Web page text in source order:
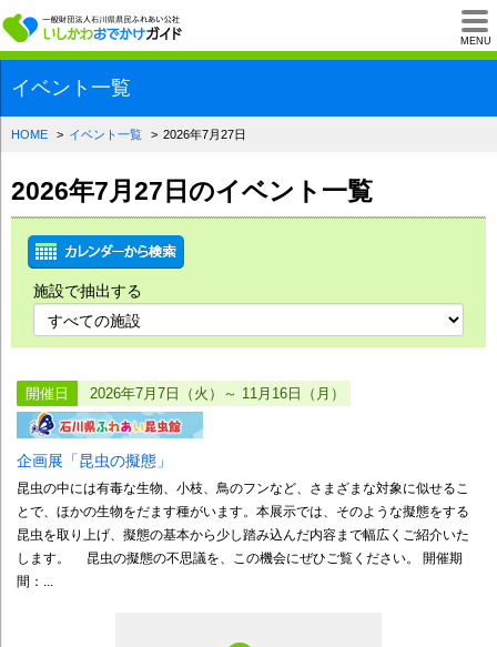
MENU
一般財団法人石川
イベント一覧
HOME イベント一覧 2026年7月27日
2026年7月27日のイベント一覧
施設で抽出する
開催日 2026年7月7日（火）～ 11月16日（月）
企画展「昆虫の擬態」
昆虫の中には有毒な生物、小枝、鳥のフンなど、さまざまな対象に似せるこ
とで、ほかの生物をだます種がいます。本展示では、そのような擬態をする
昆虫を取り上げ、擬態の基本から少し踏み込んだ内容まで幅広くご紹介いた
します。 昆虫の擬態の不思議を、この機会にぜひご覧ください。 開催期
間：...